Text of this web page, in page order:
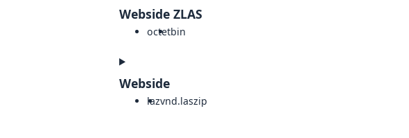
Webside ZLAS
octetbin
Webside
lazvnd.laszip